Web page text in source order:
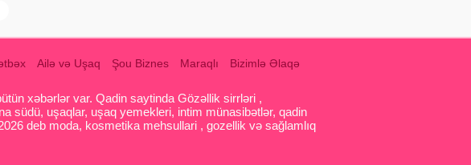
Ailə və Uşaq Şou Biznes Maraqlı Bizimlə Əlaqə
xəbərlər var. Qadin saytinda Gözəllik sirrləri ,
südü, uşaqlar, uşaq yemekleri, intim münasibətlər, qadin
deb moda, kosmetika mehsullari , gozellik və sağlamlıq